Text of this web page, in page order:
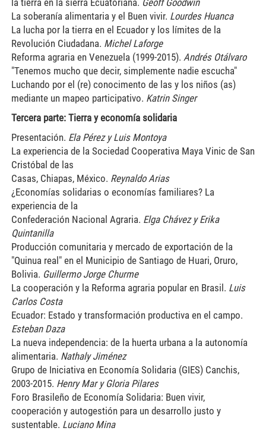
La soberanía alimentaria y el Buen vivir. Lourdes Huanca
La lucha por la tierra en el Ecuador y los límites de la
Revolución Ciudadana. Michel Laforge
Reforma agraria en Venezuela (1999-2015). Andrés Otálvaro
"Tenemos mucho que decir, simplemente nadie escucha"
Luchando por el (re) conocimento de las y los niños (as)
mediante un mapeo participativo. Katrin Singer
Tercera parte: Tierra y economía solidaria
Presentación. Ela Pérez y Luis Montoya
La experiencia de la Sociedad Cooperativa Maya Vinic de San
Cristóbal de las
Casas, Chiapas, México. Reynaldo Arias
¿Economías solidarias o economías familiares? La
experiencia de la
Confederación Nacional Agraria. Elga Chávez y Erika
Quintanilla
Producción comunitaria y mercado de exportación de la
"Quinua real" en el Municipio de Santiago de Huari, Oruro,
Bolivia. Guillermo Jorge Churme
La cooperación y la Reforma agraria popular en Brasil. Luis
Carlos Costa
Ecuador: Estado y transformación productiva en el campo.
Esteban Daza
La nueva independencia: de la huerta urbana a la autonomía
alimentaria. Nathaly Jiménez
Grupo de Iniciativa en Economía Solidaria (GIES) Canchis,
2003-2015. Henry Mar y Gloria Pilares
Foro Brasileño de Economía Solidaria: Buen vivir,
cooperación y autogestión para un desarrollo justo y
sustentable. Luciano Mina